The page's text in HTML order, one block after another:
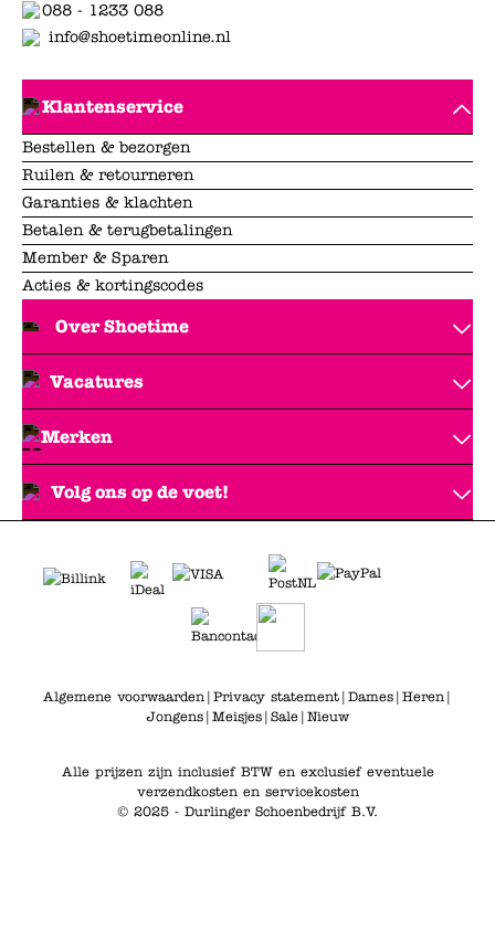
088 - 1233 088
info@shoetimeonline.nl
Klantenservice
Bestellen & bezorgen
Ruilen & retourneren
Garanties & klachten
Betalen & terugbetalingen
Member & Sparen
Acties & kortingscodes
Over Shoetime
Vacatures
Merken
Volg ons op de voet!
Algemene voorwaarden| Privacy statement| Dames| Heren|
Jongens| Meisjes| Sale| Nieuw
Alle prijzen zijn inclusief BTW en exclusief eventuele
verzendkosten en servicekosten
© 2025 - Durlinger Schoenbedrijf B.V.